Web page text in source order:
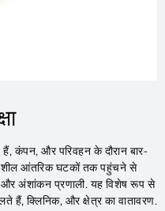
कंपन, और परिवहन के दौरान बार-
आंतरिक घटकों तक पहुंचने से
और अंशांकन प्रणाली. यह विशेष रूप से
हैं, क्लिनिक, और क्षेत्र का वातावरण.